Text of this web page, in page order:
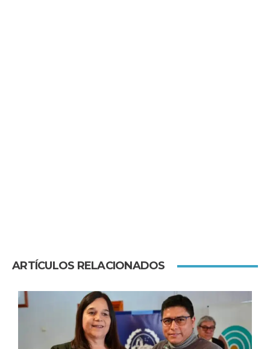
ARTÍCULOS RELACIONADOS